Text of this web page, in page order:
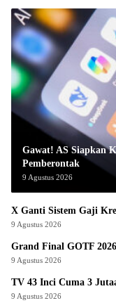
Gawat! AS Siapkan
Pemberontak
9 Agustus 2026
X Ganti Sistem Gaji
9 Agustus 2026
Grand Final GOTF
9 Agustus 2026
TV 43 Inci Cuma 3
9 Agustus 2026